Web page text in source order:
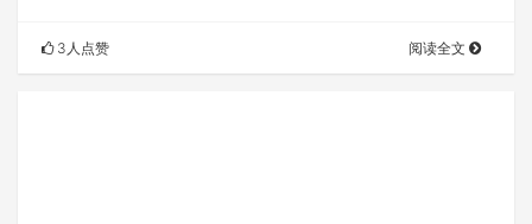
3人点赞 阅读全文